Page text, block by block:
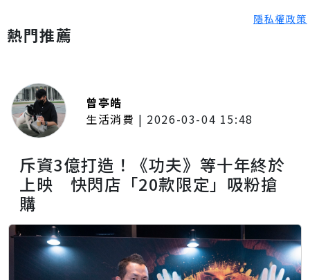
隱私權政策
熱門推薦
曾亭皓
生活消費 | 2026-03-04 15:48
斥資3億打造！《功夫》等十年終於
上映 快閃店「20款限定」吸粉搶
購